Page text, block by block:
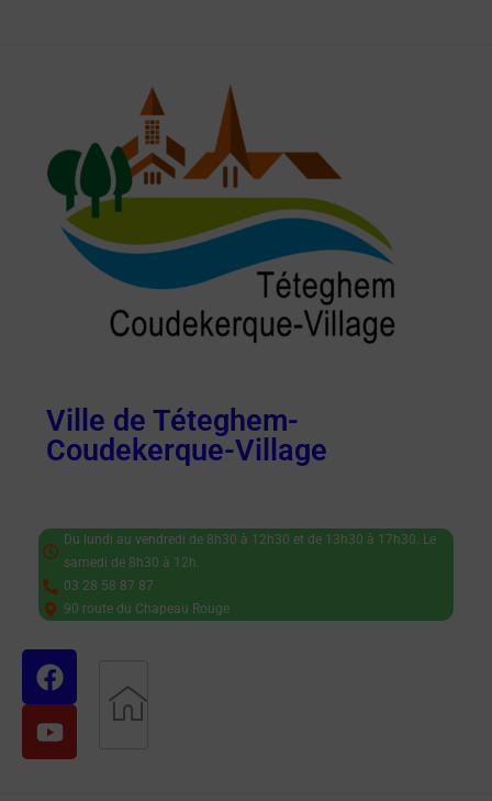
Ville de Téteghem-
Coudekerque-Village
Du lundi au vendredi de 8h30 à 12h30 et de 13h30 à 17h30. Le
samedi de 8h30 à 12h.
03 28 58 87 87
90 route du Chapeau Rouge